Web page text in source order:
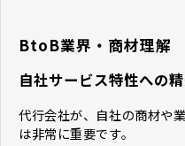
BtoB業界・商材理解
自社サービス特性への
代行会社が、自社の商材や
は非常に重要です。